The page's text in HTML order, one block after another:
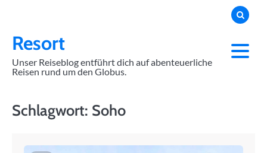
contentResort
Unser Reiseblog entführt dich auf abenteuerliche
Reisen rund um den Globus.
Schlagwort: Soho